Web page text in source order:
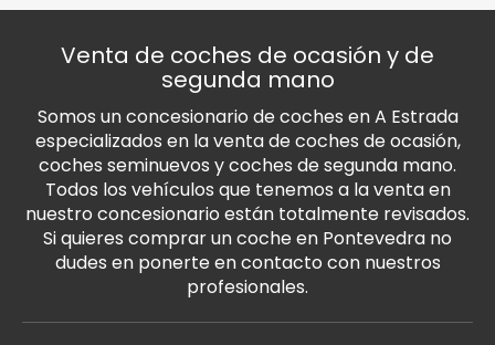
Venta de coches de ocasión y de
segunda mano
Somos un concesionario de coches en A Estrada
especializados en la venta de coches de ocasión,
coches seminuevos y coches de segunda mano.
Todos los vehículos que tenemos a la venta en
nuestro concesionario están totalmente revisados.
Si quieres comprar un coche en Pontevedra no
dudes en ponerte en contacto con nuestros
profesionales.